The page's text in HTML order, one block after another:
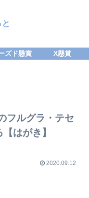
ズド懸賞 X懸賞
フルグラ・テセ
はがき】
2020.09.12